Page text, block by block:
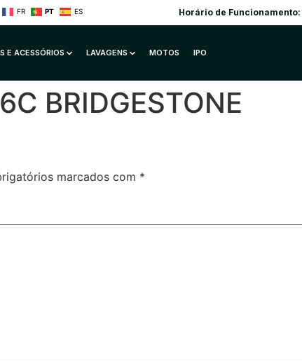
FR PT ES Horário de Funcionamento:
E ACESSÓRIOS LAVAGENS MOTOS IPO
BRIDGESTONE
marcados com *